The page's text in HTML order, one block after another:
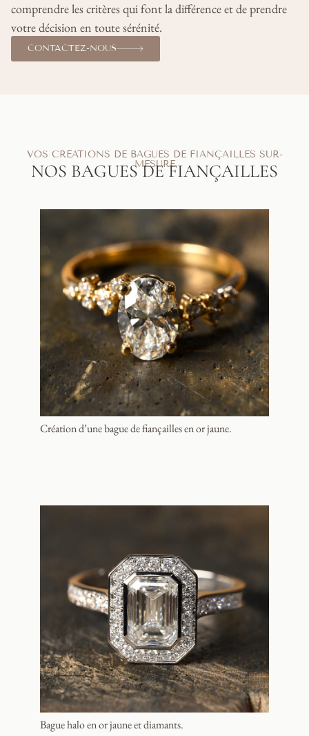
comprendre les critères qui font la différence et de prendre
votre décision en toute sérénité.
CONTACTEZ-NOUS
VOS CRÉATIONS DE BAGUES DE FIANÇAILLES SUR-
MESURE
NOS BAGUES DE FIANÇAILLES
Création d’une bague de fiançailles en or jaune.
Bague halo en or jaune et diamants.